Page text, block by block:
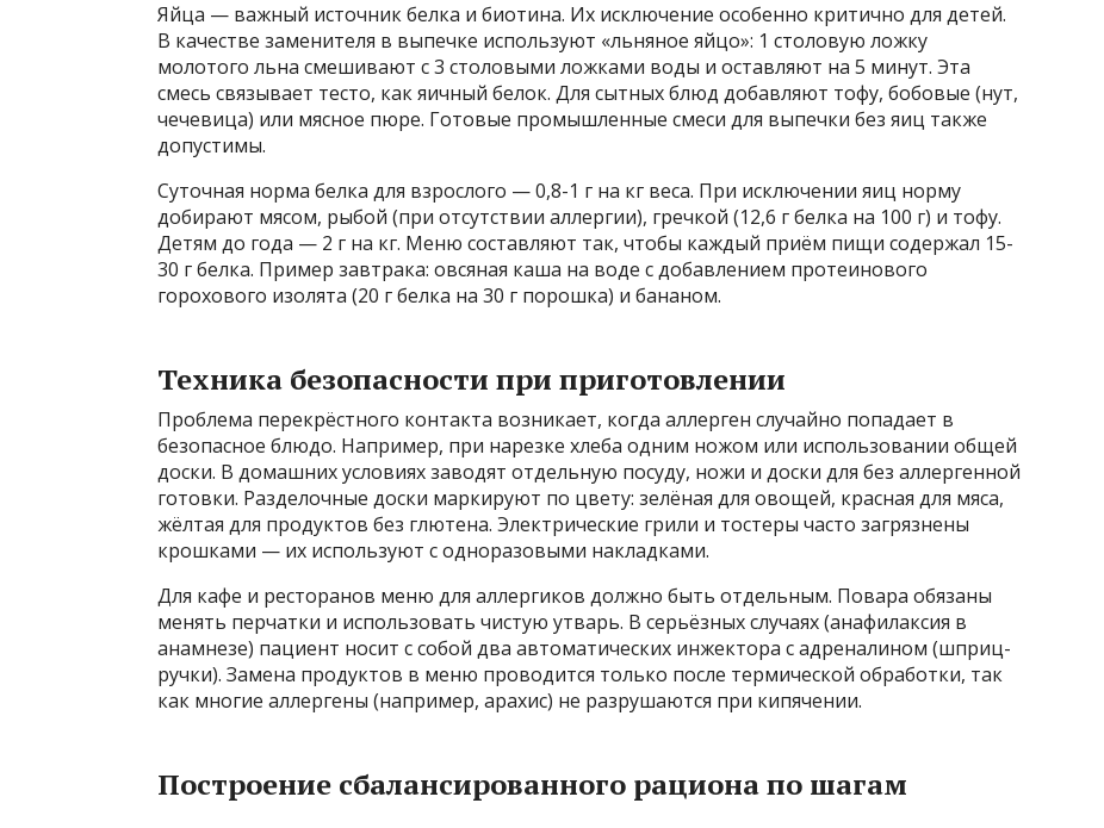
Яйца — важный источник белка и биотина. Их исключение особенно критично для детей.
В качестве заменителя в выпечке используют «льняное яйцо»: 1 столовую ложку
молотого льна смешивают с 3 столовыми ложками воды и оставляют на 5 минут. Эта
смесь связывает тесто, как яичный белок. Для сытных блюд добавляют тофу, бобовые (нут,
чечевица) или мясное пюре. Готовые промышленные смеси для выпечки без яиц также
допустимы.
Суточная норма белка для взрослого — 0,8-1 г на кг веса. При исключении яиц норму
добирают мясом, рыбой (при отсутствии аллергии), гречкой (12,6 г белка на 100 г) и тофу.
Детям до года — 2 г на кг. Меню составляют так, чтобы каждый приём пищи содержал 15-
30 г белка. Пример завтрака: овсяная каша на воде с добавлением протеинового
горохового изолята (20 г белка на 30 г порошка) и бананом.
Техника безопасности при приготовлении
Проблема перекрёстного контакта возникает, когда аллерген случайно попадает в
безопасное блюдо. Например, при нарезке хлеба одним ножом или использовании общей
доски. В домашних условиях заводят отдельную посуду, ножи и доски для без аллергенной
готовки. Разделочные доски маркируют по цвету: зелёная для овощей, красная для мяса,
жёлтая для продуктов без глютена. Электрические грили и тостеры часто загрязнены
крошками — их используют с одноразовыми накладками.
Для кафе и ресторанов меню для аллергиков должно быть отдельным. Повара обязаны
менять перчатки и использовать чистую утварь. В серьёзных случаях (анафилаксия в
анамнезе) пациент носит с собой два автоматических инжектора с адреналином (шприц-
ручки). Замена продуктов в меню проводится только после термической обработки, так
как многие аллергены (например, арахис) не разрушаются при кипячении.
Построение сбалансированного рациона по шагам